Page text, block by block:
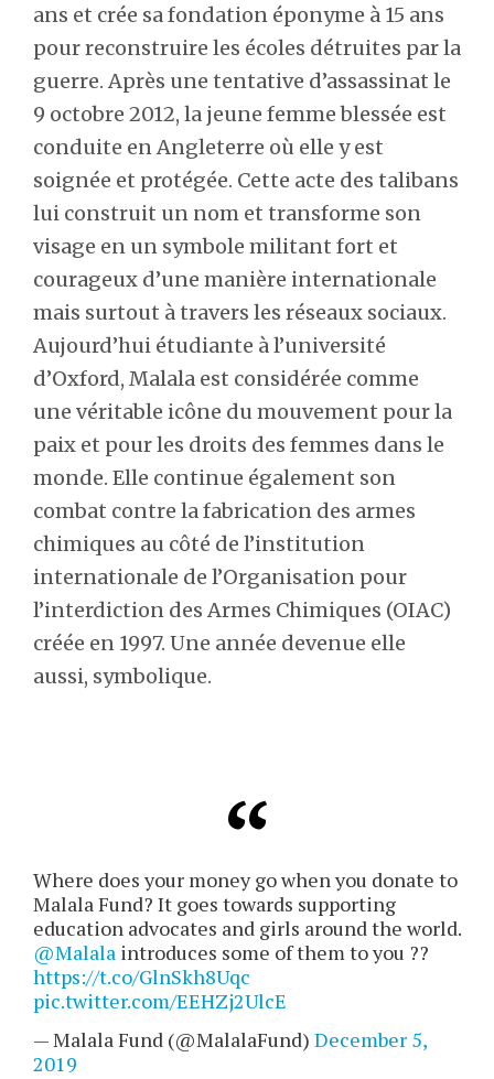
ans et crée sa fondation éponyme à 15 ans
pour reconstruire les écoles détruites par la
guerre. Après une tentative d’assassinat le
9 octobre 2012, la jeune femme blessée est
conduite en Angleterre où elle y est
soignée et protégée. Cette acte des talibans
lui construit un nom et transforme son
visage en un symbole militant fort et
courageux d’une manière internationale
mais surtout à travers les réseaux sociaux.
Aujourd’hui étudiante à l’université
d’Oxford, Malala est considérée comme
une véritable icône du mouvement pour la
paix et pour les droits des femmes dans le
monde. Elle continue également son
combat contre la fabrication des armes
chimiques au côté de l’institution
internationale de l’Organisation pour
l’interdiction des Armes Chimiques (OIAC)
créée en 1997. Une année devenue elle
aussi, symbolique.
Where does your money go when you donate to
Malala Fund? It goes towards supporting
education advocates and girls around the world.
@Malala introduces some of them to you ??
https://t.co/GlnSkh8Uqc
pic.twitter.com/EEHZj2UlcE
— Malala Fund (@MalalaFund) December 5,
2019